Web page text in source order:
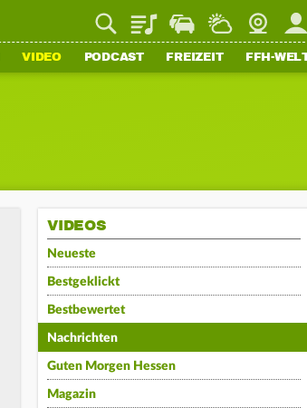
PlaylistStaupilotWetterWebcam
VIDEO PODCAST FREIZEIT FFH-
VIDEOS
Neueste
Bestgeklickt
Bestbewertet
Nachrichten
Guten Morgen Hessen
Magazin